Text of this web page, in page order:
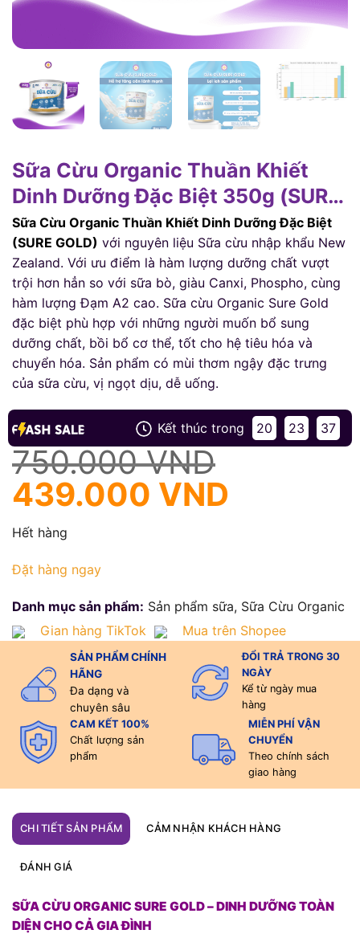
Sữa Cừu Organic Thuần Khiết
Dinh Dưỡng Đặc Biệt 350g (SURE
GOLD)
Sữa Cừu Organic Thuần Khiết Dinh Dưỡng Đặc Biệt
(SURE GOLD) với nguyên liệu Sữa cừu nhập khẩu New
Zealand. Với ưu điểm là hàm lượng dưỡng chất vượt
trội hơn hẳn so với sữa bò, giàu Canxi, Phospho, cùng
hàm lượng Đạm A2 cao. Sữa cừu Organic Sure Gold
đặc biệt phù hợp với những người muốn bổ sung
dưỡng chất, bồi bổ cơ thể, tốt cho hệ tiêu hóa và
chuyển hóa. Sản phẩm có mùi thơm ngậy đặc trưng
của sữa cừu, vị ngọt dịu, dễ uống.
Kết thúc trong 20 23 36
750.000VND
Giá
gốc
là:
750.000 VND.
439.000 VND
Giá
hiện
tại
là:
439.000 VND.
Hết hàng
Đặt hàng ngay
Danh mục sản phẩm: Sản phẩm sữa, Sữa Cừu Organic
Gian hàng TikTok
Mua trên Shopee
SẢN PHẨM CHÍNH
HÃNG
Đa dạng và
chuyên sâu
ĐỔI TRẢ TRONG 30
NGÀY
Kể từ ngày mua
hàng
CAM KẾT 100%
Chất lượng sản
phẩm
MIỄN PHÍ VẬN
CHUYỂN
Theo chính sách
giao hàng
CHI TIẾT SẢN PHẨM CẢM NHẬN KHÁCH HÀNG
ĐÁNH GIÁ
SỮA CỪU ORGANIC SURE GOLD – DINH DƯỠNG TOÀN
DIỆN CHO CẢ GIA ĐÌNH